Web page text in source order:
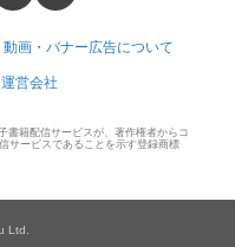
動画・バナー広告について
運営会社
書籍配信サービスが、著作権者からコ
サービスであることを示す登録商標
Ltd.